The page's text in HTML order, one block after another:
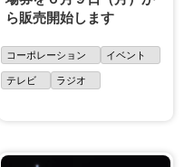
ら販売開始します
コーポレーション イベント
テレビ ラジオ